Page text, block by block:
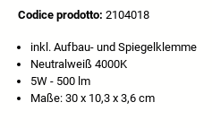
Codice prodotto: 2104018
inkl. Aufbau- und Spiegelklemme
Neutralweiß 4000K
5W - 500 lm
Maße: 30 x 10,3 x 3,6 cm